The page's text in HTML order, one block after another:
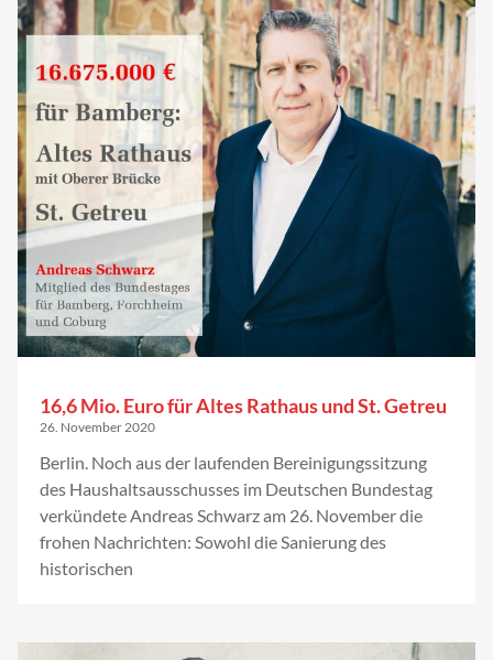
16,6 Mio. Euro für Altes Rathaus und St. Getreu
26. November 2020
Berlin. Noch aus der laufenden Bereinigungssitzung
des Haushaltsausschusses im Deutschen Bundestag
verkündete Andreas Schwarz am 26. November die
frohen Nachrichten: Sowohl die Sanierung des
historischen